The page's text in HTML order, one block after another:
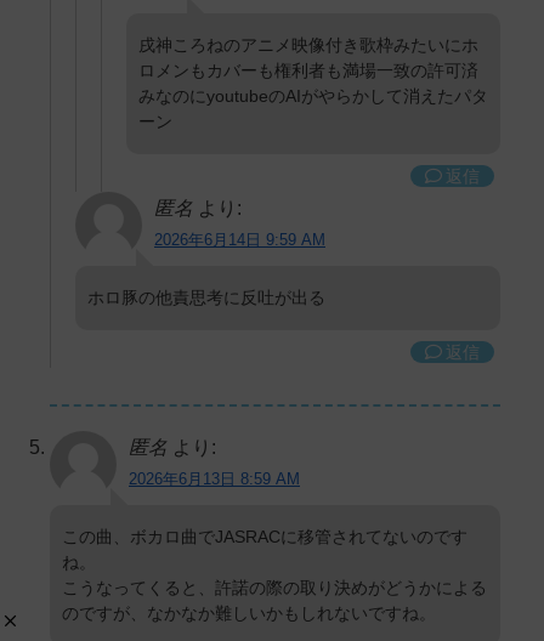
戌神ころねのアニメ映像付き歌枠みたいにホ
ロメンもカバーも権利者も満場一致の許可済
みなのにyoutubeのAIがやらかして消えたパタ
ーン
返信
匿名 より:
2026年6月14日 9:59 AM
ホロ豚の他責思考に反吐が出る
返信
匿名 より:
2026年6月13日 8:59 AM
この曲、ボカロ曲でJASRACに移管されてないのです
ね。
こうなってくると、許諾の際の取り決めがどうかによる
のですが、なかなか難しいかもしれないですね。